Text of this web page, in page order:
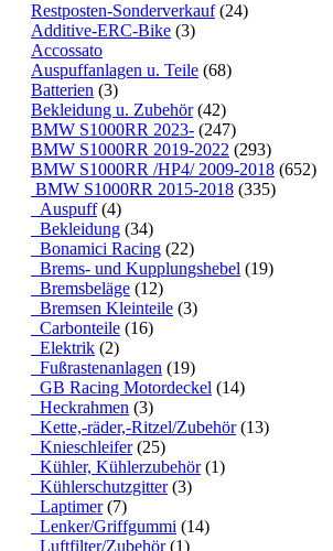
Restposten-Sonderverkauf(24)
Additive-ERC-Bike (3)
Accossato
Auspuffanlagen u. Teile (68)
Batterien (3)
Bekleidung u. Zubehör(42)
BMW S1000RR 2023- (247)
BMW S1000RR 2019-2022 (293)
BMW S1000RR /HP4/ 2009-2018 (652)
BMW S1000RR 2015-2018 (335)
Auspuff(4)
Bekleidung (34)
Bonamici Racing (22)
Brems- und Kupplungshebel (19)
Bremsbeläge (12)
Bremsen Kleinteile (3)
Carbonteile (16)
Elektrik (2)
Fußrastenanlagen (19)
GB Racing Motordeckel (14)
Heckrahmen (3)
Kette,-räder,-Ritzel/Zubehör(13)
Knieschleifer(25)
Kühler, Kühlerzubehör(1)
Kühlerschutzgitter(3)
Laptimer(7)
Lenker/Griffgummi (14)
Luftfilter/Zubehör(1)